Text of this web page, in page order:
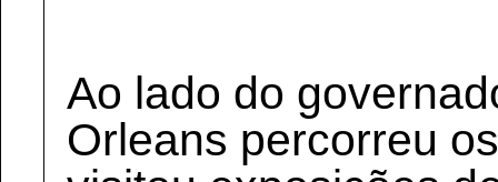
Ao lado do
Orleans percorreu